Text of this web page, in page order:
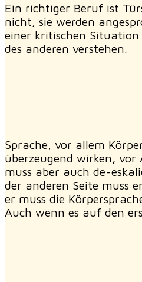
Ein richtiger Beruf ist
nicht, sie werden
einer kritischen Situation
des anderen verstehen.
Sprache, vor allem
überzeugend wirken, vor
muss aber auch de-
der anderen Seite muss
er muss die
Auch wenn es auf den